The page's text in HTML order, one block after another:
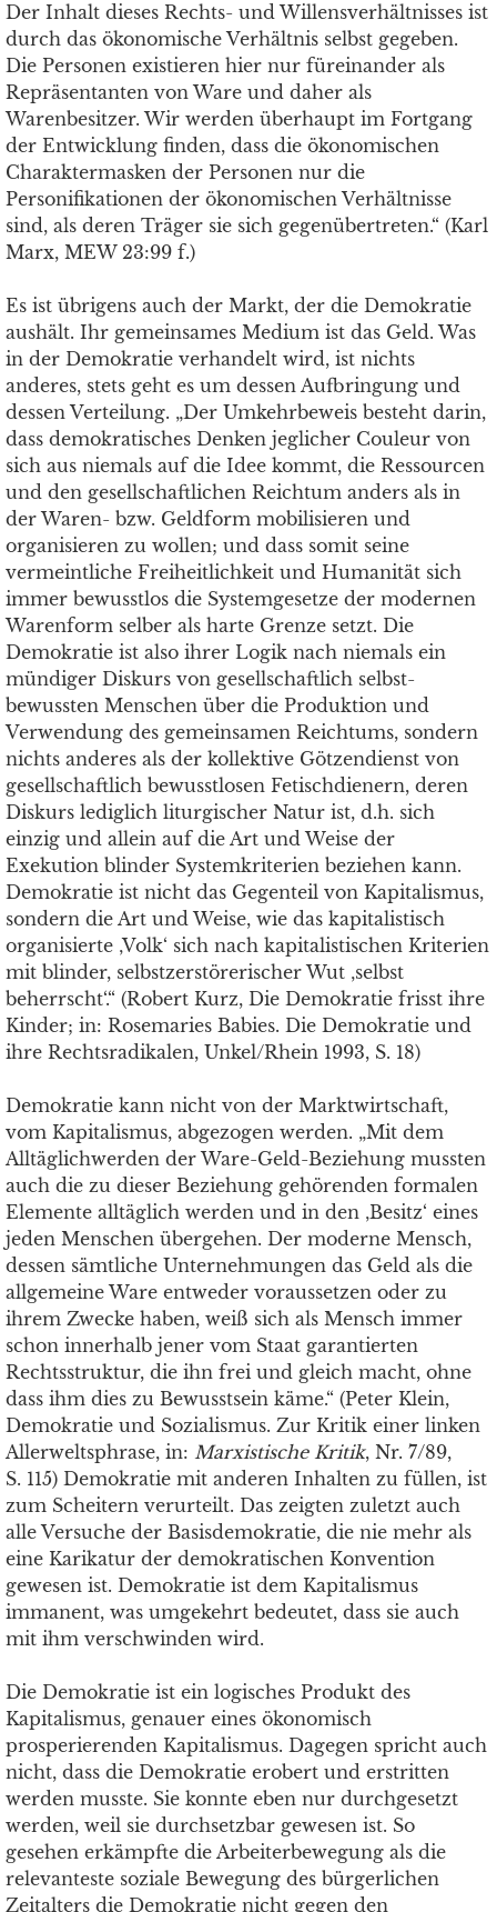
Der Inhalt dieses Rechts- und Willensverhältnisses ist
durch das ökonomische Verhältnis selbst gegeben.
Die Personen existieren hier nur füreinander als
Repräsentanten von Ware und daher als
Warenbesitzer. Wir werden überhaupt im Fortgang
der Entwicklung finden, dass die ökonomischen
Charaktermasken der Personen nur die
Personifikationen der ökonomischen Verhältnisse
sind, als deren Träger sie sich gegenübertreten.“ (Karl
Marx, MEW 23:99 f.)
Es ist übrigens auch der Markt, der die Demokratie
aushält. Ihr gemeinsames Medium ist das Geld. Was
in der Demokratie verhandelt wird, ist nichts
anderes, stets geht es um dessen Aufbringung und
dessen Verteilung. „Der Umkehrbeweis besteht darin,
dass demokratisches Denken jeglicher Couleur von
sich aus niemals auf die Idee kommt, die Ressourcen
und den gesellschaftlichen Reichtum anders als in
der Waren- bzw. Geldform mobilisieren und
organisieren zu wollen; und dass somit seine
vermeintliche Freiheitlichkeit und Humanität sich
immer bewusstlos die Systemgesetze der modernen
Warenform selber als harte Grenze setzt. Die
Demokratie ist also ihrer Logik nach niemals ein
mündiger Diskurs von gesellschaftlich selbst-
bewussten Menschen über die Produktion und
Verwendung des gemeinsamen Reichtums, sondern
nichts anderes als der kollektive Götzendienst von
gesellschaftlich bewusstlosen Fetischdienern, deren
Diskurs lediglich liturgischer Natur ist, d.h. sich
einzig und allein auf die Art und Weise der
Exekution blinder Systemkriterien beziehen kann.
Demokratie ist nicht das Gegenteil von Kapitalismus,
sondern die Art und Weise, wie das kapitalistisch
organisierte ‚Volk‘ sich nach kapitalistischen Kriterien
mit blinder, selbstzerstörerischer Wut ‚selbst
beherrscht‘.“ (Robert Kurz, Die Demokratie frisst ihre
Kinder; in: Rosemaries Babies. Die Demokratie und
ihre Rechtsradikalen, Unkel/Rhein 1993, S. 18)
Demokratie kann nicht von der Marktwirtschaft,
vom Kapitalismus, abgezogen werden. „Mit dem
Alltäglichwerden der Ware-Geld-Beziehung mussten
auch die zu dieser Beziehung gehörenden formalen
Elemente alltäglich werden und in den ‚Besitz‘ eines
jeden Menschen übergehen. Der moderne Mensch,
dessen sämtliche Unternehmungen das Geld als die
allgemeine Ware entweder voraussetzen oder zu
ihrem Zwecke haben, weiß sich als Mensch immer
schon innerhalb jener vom Staat garantierten
Rechtsstruktur, die ihn frei und gleich macht, ohne
dass ihm dies zu Bewusstsein käme.“ (Peter Klein,
Demokratie und Sozialismus. Zur Kritik einer linken
Allerweltsphrase, in: Marxistische Kritik, Nr. 7/89,
S. 115) Demokratie mit anderen Inhalten zu füllen, ist
zum Scheitern verurteilt. Das zeigten zuletzt auch
alle Versuche der Basisdemokratie, die nie mehr als
eine Karikatur der demokratischen Konvention
gewesen ist. Demokratie ist dem Kapitalismus
immanent, was umgekehrt bedeutet, dass sie auch
mit ihm verschwinden wird.
Die Demokratie ist ein logisches Produkt des
Kapitalismus, genauer eines ökonomisch
prosperierenden Kapitalismus. Dagegen spricht auch
nicht, dass die Demokratie erobert und erstritten
werden musste. Sie konnte eben nur durchgesetzt
werden, weil sie durchsetzbar gewesen ist. So
gesehen erkämpfte die Arbeiterbewegung als die
relevanteste soziale Bewegung des bürgerlichen
Zeitalters die Demokratie nicht gegen den